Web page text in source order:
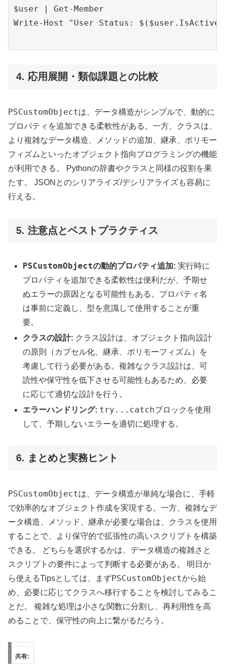
$user | Get-Member
Write-Host "User Status:
4. 応用展開・類似課題との比較
PSCustomObjectは、データ構造がシンプルで、動的に
プロパティを追加できる柔軟性がある。一方、クラスは、
より複雑なデータ構造、メソッドの追加、継承、ポリモー
フィズムといったオブジェクト指向プログラミングの機能
が利用できる。 Pythonの辞書やクラスと同様の役割を果
たす。 JSONとのシリアライズ/デシリアライズも容易に
行える。
5. 注意点とベストプラクティス
PSCustomObjectの動的プロパティ追加: 実行時に
プロパティを追加できる柔軟性は便利だが、予期せ
ぬエラーの原因となる可能性もある。プロパティ名
は事前に定義し、型を意識して使用することが重
要。
クラスの設計: クラス設計は、オブジェクト指向設計
の原則（カプセル化、継承、ポリモーフィズム）を
考慮して行う必要がある。複雑なクラス設計は、可
読性や保守性を低下させる可能性もあるため、必要
に応じて適切な設計を行う。
エラーハンドリング: try...catchブロックを使用
して、予期しないエラーを適切に処理する。
6. まとめと実務ヒント
PSCustomObjectは、データ構造が単純な場合に、手軽
で効率的なオブジェクト作成を実現する。一方、複雑なデ
ータ構造、メソッド、継承が必要な場合は、クラスを使用
することで、より保守的で拡張性の高いスクリプトを構築
できる。 どちらを選択するかは、データ構造の複雑さと
スクリプトの要件によって判断する必要がある。 明日か
ら使えるTipsとしては、まずPSCustomObjectから始
め、必要に応じてクラスへ移行することを検討してみるこ
とだ。 複雑な処理は小さな関数に分割し、再利用性を高
めることで、保守性の向上に繋がるだろう。
共有: